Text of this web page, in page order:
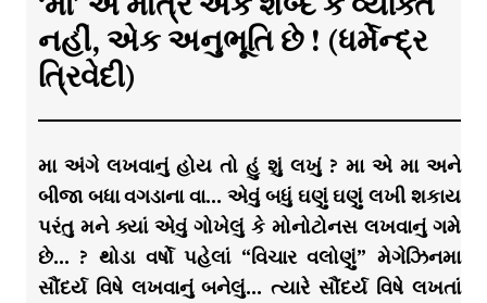
નહીં, એક અનુભૂતિ છે ! (ધર્મેન્દ્ર
ત્રિવેદી)
મા અંગે લખવાનું હોય તો હું શું લખું ? મા એ મા અને
બીજા બધા વગડાના વા… એવું બધું ઘણું ઘણું લખી શકાય
પરંતુ મને ક્યાં એવું ગોખેલું કે મોનોટોનસ લખવાનું ગમે
છે… ? થોડા વર્ષો પહેલાં “વિચાર વલોણું” મેગેઝિનમા
સૌંદર્ય વિષે લખવાનું બનેલું… ત્યારે સૌંદર્ય વિષે લખતાં